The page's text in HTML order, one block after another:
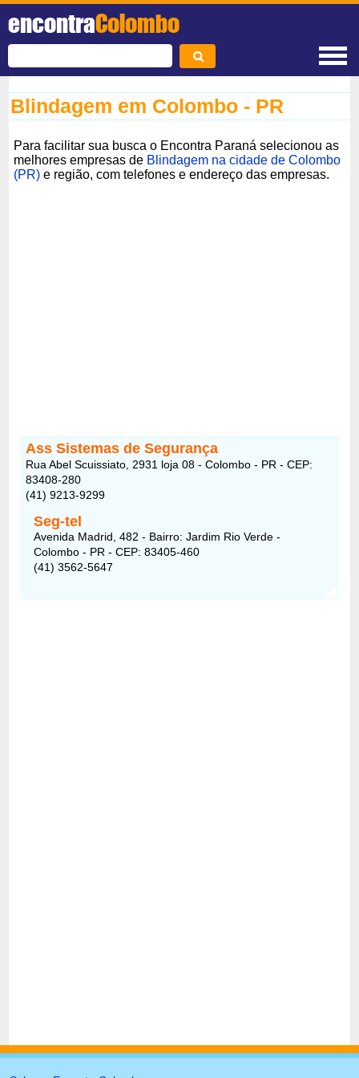
encontraColombo
Blindagem em Colombo - PR
Para facilitar sua busca o Encontra Paraná selecionou as
melhores empresas de Blindagem na cidade de Colombo
(PR) e região, com telefones e endereço das empresas.
Ass Sistemas de Segurança
Rua Abel Scuissiato, 2931 loja 08 - Colombo - PR - CEP:
83408-280
(41) 9213-9299
Seg-tel
Avenida Madrid, 482 - Bairro: Jardim Rio Verde -
Colombo - PR - CEP: 83405-460
(41) 3562-5647